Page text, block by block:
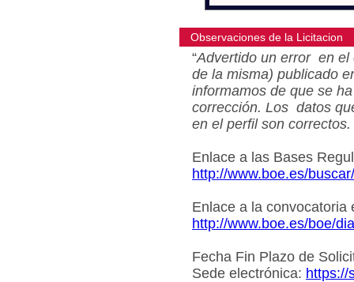
Observaciones de la Licitacion
“Advertido un error en el
de la misma) publicado
informamos de que se
corrección. Los datos
en el perfil son correctos.
Enlace a las Bases
http://www.boe.es/
Enlace a la convocatoria
http://www.boe.es/boe/
Fecha Fin Plazo de
Sede electrónica: https://